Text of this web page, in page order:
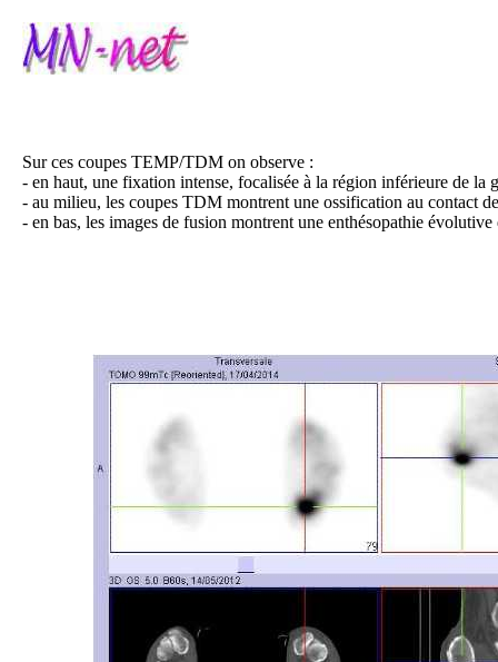
Sur ces coupes TEMP/TDM on observe :
- en haut, une fixation intense, focalisée à la région inférieure de la
- au milieu, les coupes TDM montrent une ossification au contact
- en bas, les images de fusion montrent une enthésopathie